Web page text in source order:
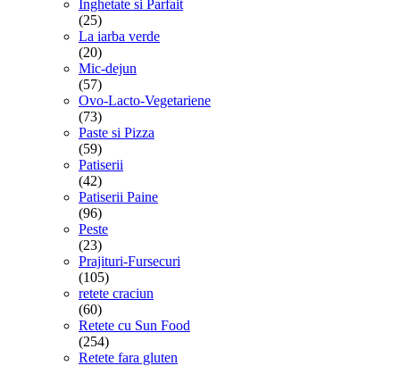
Inghetate si Parfait
(25)
La iarba verde
(20)
Mic-dejun
(57)
Ovo-Lacto-Vegetariene
(73)
Paste si Pizza
(59)
Patiserii
(42)
Patiserii Paine
(96)
Peste
(23)
Prajituri-Fursecuri
(105)
retete craciun
(60)
Retete cu Sun Food
(254)
Retete fara gluten